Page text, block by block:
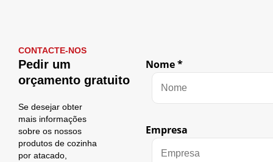
CONTACTE-NOS
Pedir um
orçamento gratuito
Se desejar obter
mais informações
sobre os nossos
produtos de cozinha
por atacado,
Nome*
Empresa